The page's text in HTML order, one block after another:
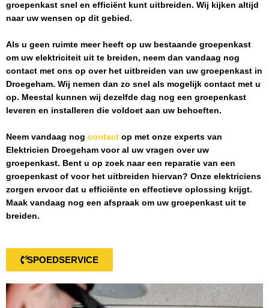
groepenkast snel en efficiënt kunt uitbreiden. Wij kijken altijd
naar uw wensen op dit gebied.
Als u geen ruimte meer heeft op uw bestaande groepenkast
om uw elektriciteit uit te breiden, neem dan vandaag nog
contact met ons op over het uitbreiden van uw groepenkast in
Droegeham. Wij nemen dan zo snel als mogelijk contact met u
op. Meestal kunnen wij dezelfde dag nog een groepenkast
leveren en installeren die voldoet aan uw behoeften.
Neem vandaag nog contact op met onze experts van
Elektricien Droegeham voor al uw vragen over uw
groepenkast. Bent u op zoek naar een reparatie van een
groepenkast of voor het uitbreiden hiervan? Onze elektriciens
zorgen ervoor dat u efficiënte en effectieve oplossing krijgt.
Maak vandaag nog een afspraak om uw groepenkast uit te
breiden.
SPOEDSERVICE